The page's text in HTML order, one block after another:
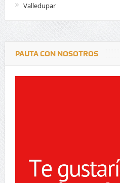
Valledupar
PAUTA CON NOSOTROS